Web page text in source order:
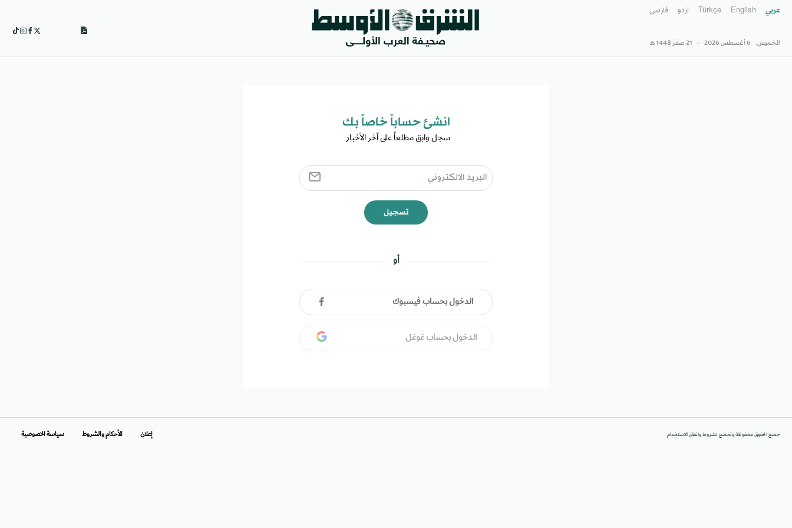
عربي English
Türkçe اردو فارسى
الخميس, 6 أغسطس 2026 - 21 صفَر 1448 هـ
انشئ حساباً خاصاً بك​
سجل وابق مطلعاً على آخر الأخبار ​
تسجيل
أو
الدخول بحساب فيسبوك
الدخول بحساب غوغل
جميع الحقوق محفوظة وتخضع لشروط واتفاق الاستخدام إعلان الأحكام والشروط سياسة الخصوصية